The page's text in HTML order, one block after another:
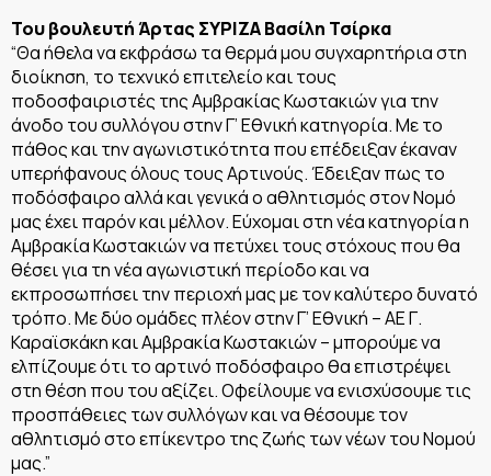
Του βουλευτή Άρτας ΣΥΡΙΖΑ Βασίλη Τσίρκα
“Θα ήθελα να εκφράσω τα θερμά μου συγχαρητήρια στη
διοίκηση, το τεχνικό επιτελείο και τους
ποδοσφαιριστές της Αμβρακίας Κωστακιών για την
άνοδο του συλλόγου στην Γ’ Εθνική κατηγορία. Με το
πάθος και την αγωνιστικότητα που επέδειξαν έκαναν
υπερήφανους όλους τους Αρτινούς. Έδειξαν πως το
ποδόσφαιρο αλλά και γενικά ο αθλητισμός στον Νομό
μας έχει παρόν και μέλλον. Εύχομαι στη νέα κατηγορία η
Αμβρακία Κωστακιών να πετύχει τους στόχους που θα
θέσει για τη νέα αγωνιστική περίοδο και να
εκπροσωπήσει την περιοχή μας με τον καλύτερο δυνατό
τρόπο. Με δύο ομάδες πλέον στην Γ’ Εθνική – ΑΕ Γ.
Καραϊσκάκη και Αμβρακία Κωστακιών – μπορούμε να
ελπίζουμε ότι το αρτινό ποδόσφαιρο θα επιστρέψει
στη θέση που του αξίζει. Οφείλουμε να ενισχύσουμε τις
προσπάθειες των συλλόγων και να θέσουμε τον
αθλητισμό στο επίκεντρο της ζωής των νέων του Νομού
μας.”